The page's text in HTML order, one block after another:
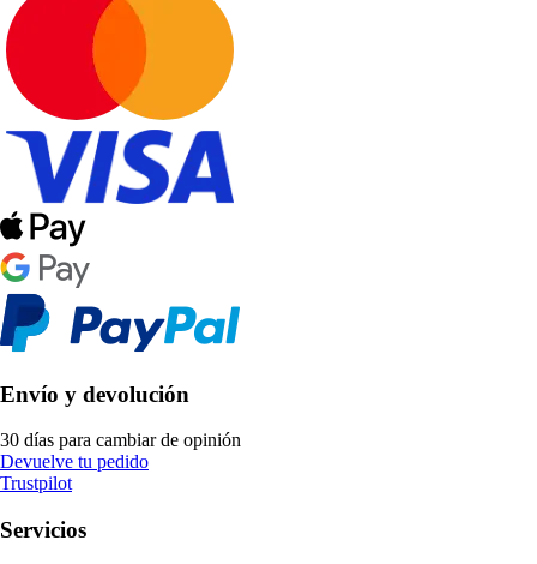
Envío y devolución
30 días para cambiar de opinión
Devuelve tu pedido
Trustpilot
Servicios